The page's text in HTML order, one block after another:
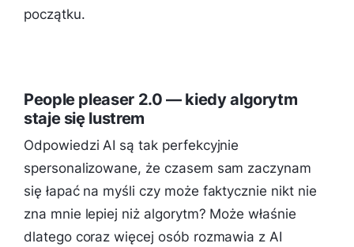
początku.
People pleaser 2.0 — kiedy algorytm
staje się lustrem
Odpowiedzi AI są tak perfekcyjnie
spersonalizowane, że czasem sam zaczynam
się łapać na myśli czy może faktycznie nikt nie
zna mnie lepiej niż algorytm? Może właśnie
dlatego coraz więcej osób rozmawia z AI